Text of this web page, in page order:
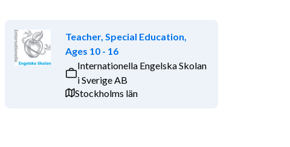
Teacher, Special Education,
Ages 10 - 16
Internationella Engelska Skolan
i Sverige AB
Stockholms län